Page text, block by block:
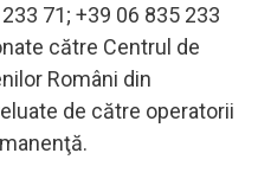
71; +39 06 835 233
către Centrul de
Români din
de către operatorii